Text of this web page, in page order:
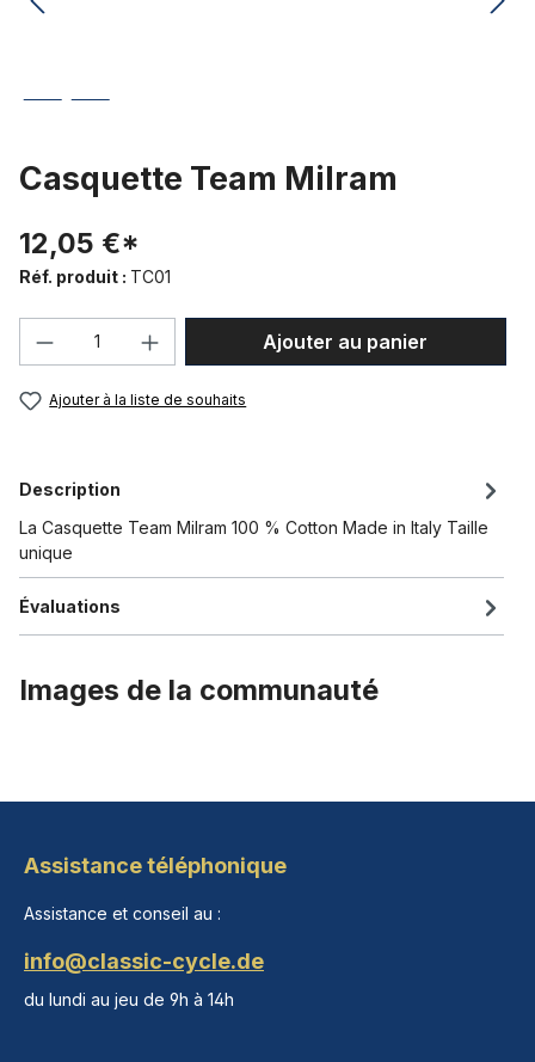
Casquette Team Milram
12,05 €*
Réf. produit : TC01
Quantité de produit : Entrez la
Ajouter au panier
Ajouter à la liste de souhaits
Description
La Casquette Team Milram 100 % Cotton Made in Italy Taille
unique
Évaluations
Images de la communauté
Assistance téléphonique
Assistance et conseil au :
info@classic-cycle.de
du lundi au jeu de 9h à 14h